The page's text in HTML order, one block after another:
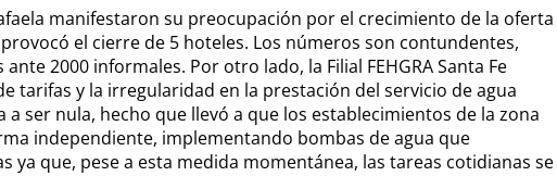
manifestaron su preocupación por el crecimiento de la oferta
el cierre de 5 hoteles. Los números son contundentes,
2000 informales. Por otro lado, la Filial FEHGRA Santa Fe
tarifas y la irregularidad en la prestación del servicio de agua
a ser nula, hecho que llevó a que los establecimientos de la zona
independiente, implementando bombas de agua que
ya que, pese a esta medida momentánea, las tareas cotidianas se